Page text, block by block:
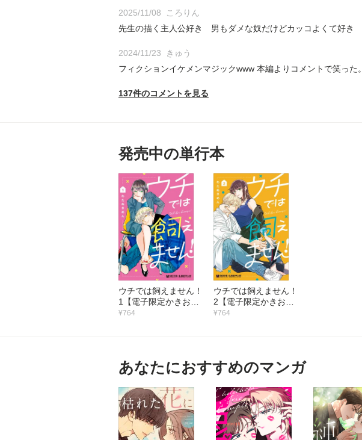
2025/11/08
ころりん
先生の描く主人公好き 男もダメな奴だけどカッコよくて好き
2024/11/23
きゅう
フィクションイケメンマジックwww 本編よりコメントで笑った。
137件のコメントを見る
発売中の単行本
ウチでは飼えません！
1【電子限定かきおろ
し付】
¥764
ウチでは飼えません！
2【電子限定かきおろ
し付】
¥764
あなたにおすすめのマンガ